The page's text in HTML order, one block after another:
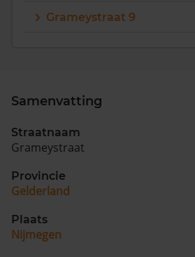
Grameystraat 9
Samenvatting
Straatnaam
Grameystraat
Provincie
Gelderland
Plaats
Nijmegen